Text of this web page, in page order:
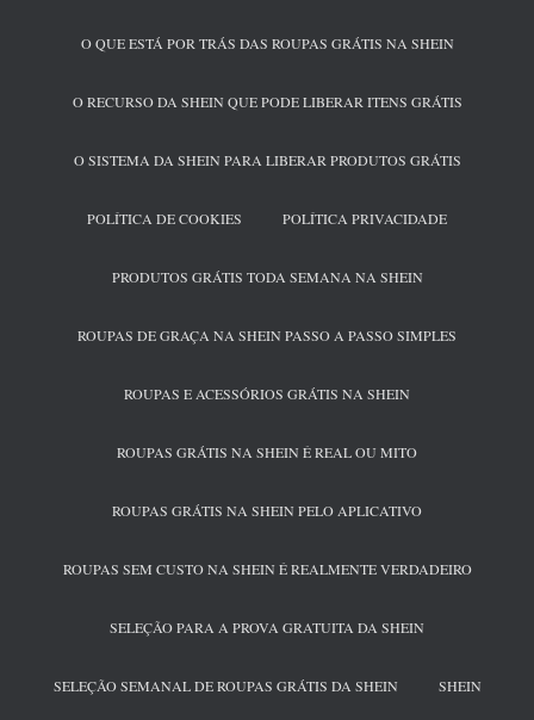
O QUE ESTÁ POR TRÁS DAS ROUPAS GRÁTIS NA SHEIN
O RECURSO DA SHEIN QUE PODE LIBERAR ITENS GRÁTIS
O SISTEMA DA SHEIN PARA LIBERAR PRODUTOS GRÁTIS
POLÍTICA DE COOKIES POLÍTICA PRIVACIDADE
PRODUTOS GRÁTIS TODA SEMANA NA SHEIN
ROUPAS DE GRAÇA NA SHEIN PASSO A PASSO SIMPLES
ROUPAS E ACESSÓRIOS GRÁTIS NA SHEIN
ROUPAS GRÁTIS NA SHEIN É REAL OU MITO
ROUPAS GRÁTIS NA SHEIN PELO APLICATIVO
ROUPAS SEM CUSTO NA SHEIN É REALMENTE VERDADEIRO
SELEÇÃO PARA A PROVA GRATUITA DA SHEIN
SELEÇÃO SEMANAL DE ROUPAS GRÁTIS DA SHEIN SHEIN